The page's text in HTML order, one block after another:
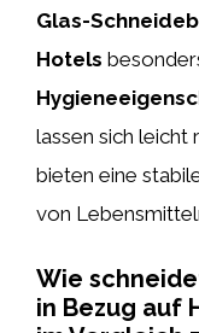
Glas-
Hotels
lassen sich leicht
bieten eine
von
Wie
in Bezug auf